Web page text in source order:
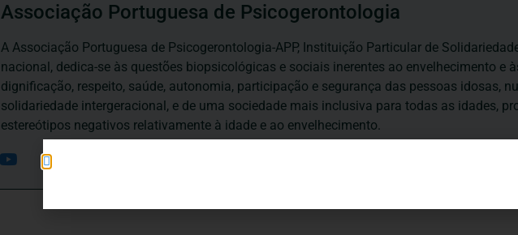
Associação Portuguesa de Psicogerontologia
A Associação Portuguesa de Psicogerontologia-APP, Instituição Particular de
nacional, dedica-se às questões biopsicológicas e sociais inerentes ao envelhecimento e
dignificação, respeito, saúde, autonomia, participação e segurança das pessoas idosas,
solidariedade intergeracional, e de uma sociedade mais inclusiva para todas as idades,
estereótipos negativos relativamente à idade e ao envelhecimento.